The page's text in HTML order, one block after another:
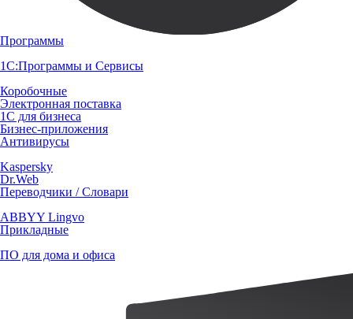
Программы
1С:Программы и Сервисы
Коробочные
Электронная поставка
1С для бизнеса
Бизнес-приложения
Антивирусы
Kaspersky
Dr.Web
Переводчики / Словари
ABBYY Lingvo
Прикладные
ПО для дома и офиса